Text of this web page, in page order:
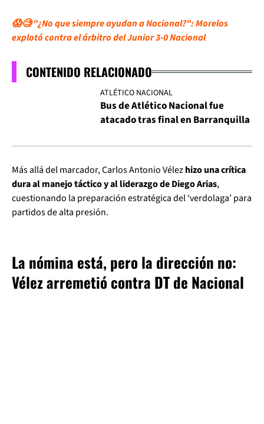
😱🧐 "¿No que siempre ayudan a Nacional?": Morelos
explotó contra el árbitro del Junior 3-0 Nacional
CONTENIDO RELACIONADO
ATLÉTICO NACIONAL
Bus de Atlético Nacional fue
atacado tras final en Barranquilla
Más allá del marcador, Carlos Antonio Vélezhizo una crítica
dura al manejo táctico y al liderazgo de Diego Arias,
cuestionando la preparación estratégica del ‘verdolaga’ para
partidos de alta presión.
La nómina está, pero la dirección no:
Vélez arremetió contra DT de Nacional